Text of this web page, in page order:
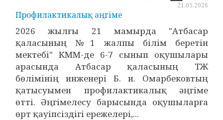
21.05.2026
Профилактикалық әңгіме
2026 жылғы 21 мамырда "Атбасар
қаласының №1 жалпы білім беретін
мектебі" КММ-де 6-7 сынып оқушылары
арасында Атбасар қаласының ТЖ
бөлімінің инженері Б. и. Омарбековтың
қатысуымен профилактикалық әңгіме
өтті. Әңгімелесу барысында оқушыларға
өрт қауіпсіздігі ережелері,...